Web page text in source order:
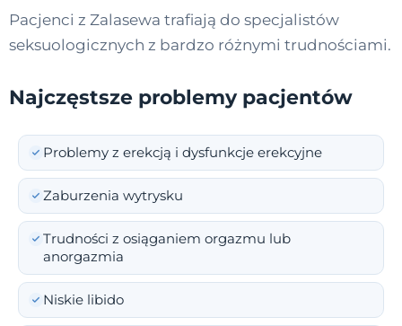
Pacjenci z Zalasewa trafiają do specjalistów
seksuologicznych z bardzo różnymi trudnościami.
Najczęstsze problemy pacjentów
Problemy z erekcją i dysfunkcje erekcyjne
Zaburzenia wytrysku
Trudności z osiąganiem orgazmu lub
anorgazmia
Niskie libido